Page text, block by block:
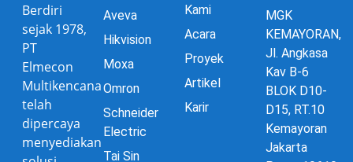
Berdiri
sejak 1978,
PT
Elmecon
Multikencana
telah
dipercaya
menyediakan
Aveva
Hikvision
Moxa
Omron
Schneider
Electric
Tai Sin
Kami
Acara
Proyek
Artikel
Karir
MGK
KEMAYORAN,
Jl. Angkasa
Kav B-6
BLOK D10-
D15, RT.10
Kemayoran
Jakarta